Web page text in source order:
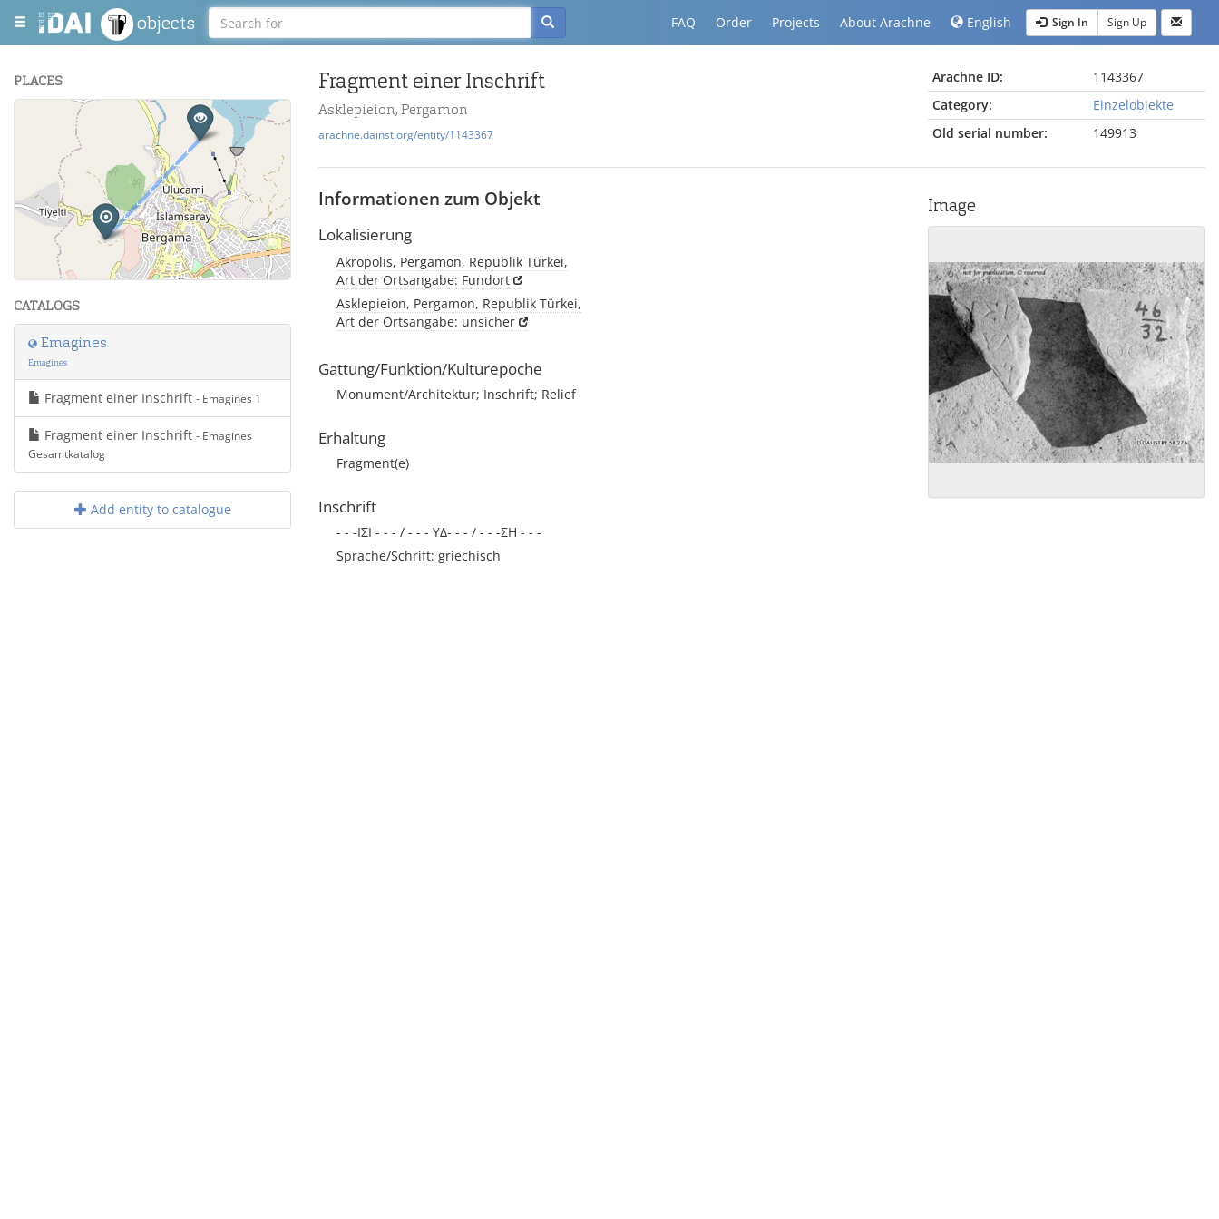
objects FAQ Order Projects About Arachne English Sign In Sign Up
PLACES
Leaflet| Maps and Data ©OpenStreetMap.
CATALOGS
Emagines
Emagines
Fragment einer Inschrift - Emagines 1
Fragment einer Inschrift - Emagines
Gesamtkatalog
Add entity to catalogue
Fragment einer Inschrift
Asklepieion, Pergamon
arachne.dainst.org/entity/1143367
Arachne ID:
1143367
Category:
Einzelobjekte
Old serial number:
149913
Informationen zum Objekt
Lokalisierung
Akropolis, Pergamon, Republik Türkei,
Art der Ortsangabe: Fundort
Asklepieion, Pergamon, Republik Türkei,
Art der Ortsangabe: unsicher
Gattung/Funktion/Kulturepoche
Monument/Architektur; Inschrift; Relief
Erhaltung
Fragment(e)
Inschrift
- - -ΙΣΙ - - - / - - - ΥΔ- - - / - - -ΣΗ - - -
Sprache/Schrift: griechisch
Image